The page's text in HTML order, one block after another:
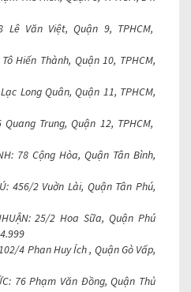
Lê Văn Việt, Quận 9, TPHCM,
Hiến Thành, Quận 10, TPHCM,
Long Quân, Quận 11, TPHCM,
Trung, Quận 12, TPHCM,
78 Cộng Hòa, Quận Tân Bình,
456/2 Vuờn Lài, Quận Tân Phú,
25/2 Hoa Sữa, Quận Phú
4 Phan Huy Ích , Quận Gò Vấp,
76 Phạm Văn Đồng, Quận Thủ